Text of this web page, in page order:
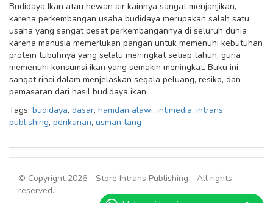
Budidaya Ikan atau hewan air kainnya sangat menjanjikan,
karena perkembangan usaha budidaya merupakan salah satu
usaha yang sangat pesat perkembangannya di seluruh dunia
karena manusia memerlukan pangan untuk memenuhi kebutuhan
protein tubuhnya yang selalu meningkat setiap tahun, guna
memenuhi konsumsi ikan yang semakin meningkat. Buku ini
sangat rinci dalam menjelaskan segala peluang, resiko, dan
pemasaran dari hasil budidaya ikan.
Tags: budidaya, dasar, hamdan alawi, intimedia, intrans
publishing, perikanan, usman tang
© Copyright 2026 - Store Intrans Publishing - All rights
reserved.